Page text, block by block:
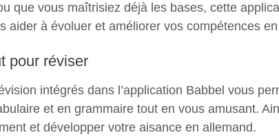
que vous maîtrisiez déjà les bases, cette
aider à évoluer et améliorer vos compétences
pour réviser
intégrés dans l’application Babbel vous
et en grammaire tout en vous amusant.
et développer votre aisance en allemand.